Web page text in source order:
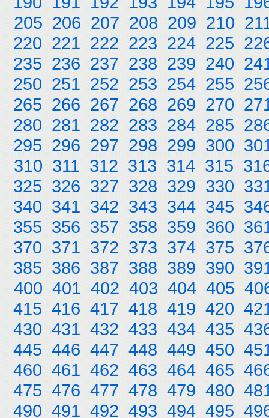
205 206 207 208 209 210
220 221 222 223 224 225
235 236 237 238 239 240
250 251 252 253 254 255
265 266 267 268 269 270
280 281 282 283 284 285
295 296 297 298 299 300
310 311 312 313 314 315
325 326 327 328 329 330
340 341 342 343 344 345
355 356 357 358 359 360
370 371 372 373 374 375
385 386 387 388 389 390
400 401 402 403 404 405
415 416 417 418 419 420
430 431 432 433 434 435
445 446 447 448 449 450
460 461 462 463 464 465
475 476 477 478 479 480
490 491 492 493 494 495